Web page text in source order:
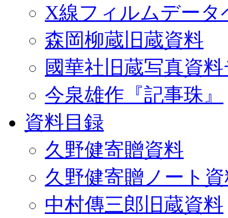
X線フィルムデータ
森岡柳蔵旧蔵資料
國華社旧蔵写真資
今泉雄作『記事珠』
資料目録
久野健寄贈資料
久野健寄贈ノート
中村傳三郎旧蔵資料